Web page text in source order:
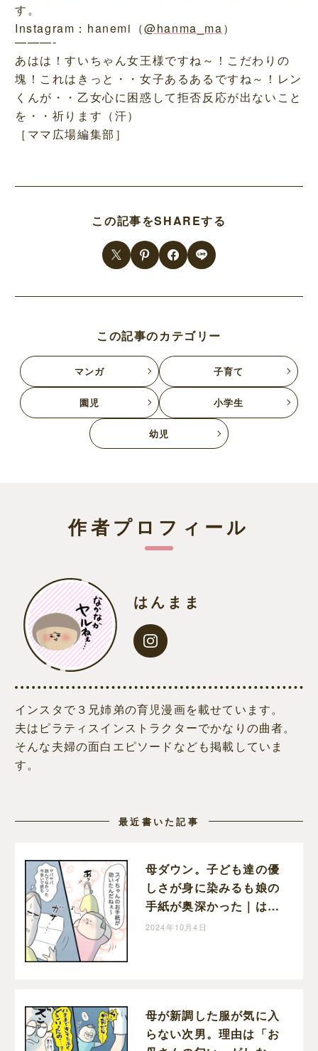
す。
Instagram：hanemi（@hanma_ma）
———-
あはは！すいちゃん女王様ですね～！こだわりの
塊！これはきっと・・女子あるあるですね～！レン
くんが・・乙女心に困惑して拒否反応が出ないこと
を・・祈ります（汗）
［ママ広場編集部］
この記事をSHAREする
この記事のカテゴリー
マンガ 子育て
園児 小学生
幼児
作者プロフィール
はんまま
インスタで３兄姉弟の育児漫画を載せています。
夫はピラティスインストラクターでかなりの曲者。
そんな夫婦の面白エピソードなども掲載していま
す。
最近書いた記事
母ダウン。子ども達の優
しさが身に染みるも娘の
手紙が奥深かった｜はん
ままの子育て絵日記
2024年10月4日
母が新調した服が気に入
らない次男。理由は「お